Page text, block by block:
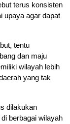
terus konsisten
upaya agar dapat
tentu
dan maju
wilayah lebih
yang tak
dilakukan
berbagai wilayah